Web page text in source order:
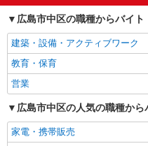
産休・育休取得実績あり
広島市中区の職種からバイ
建築・設備・アクティブワーク
教育・保育
営業
広島市中区の人気の職種か
家電・携帯販売